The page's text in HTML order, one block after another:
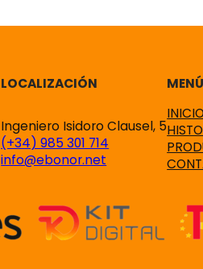
LOCALIZACIÓN
Ingeniero Isidoro Clausel, 5
(+34) 985 301 714
info@ebonor.net
MENÚ
INICIO